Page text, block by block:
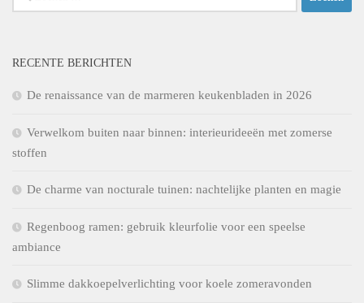
naar:
RECENTE BERICHTEN
De renaissance van de marmeren keukenbladen in 2026
Verwelkom buiten naar binnen: interieurideeën met zomerse
stoffen
De charme van nocturale tuinen: nachtelijke planten en magie
Regenboog ramen: gebruik kleurfolie voor een speelse
ambiance
Slimme dakkoepelverlichting voor koele zomeravonden